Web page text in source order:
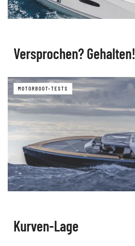
Versprochen? Gehalten!
MOTORBOOT-TESTS
Kurven-Lage